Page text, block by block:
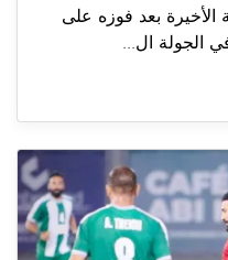
بعد فوزه على